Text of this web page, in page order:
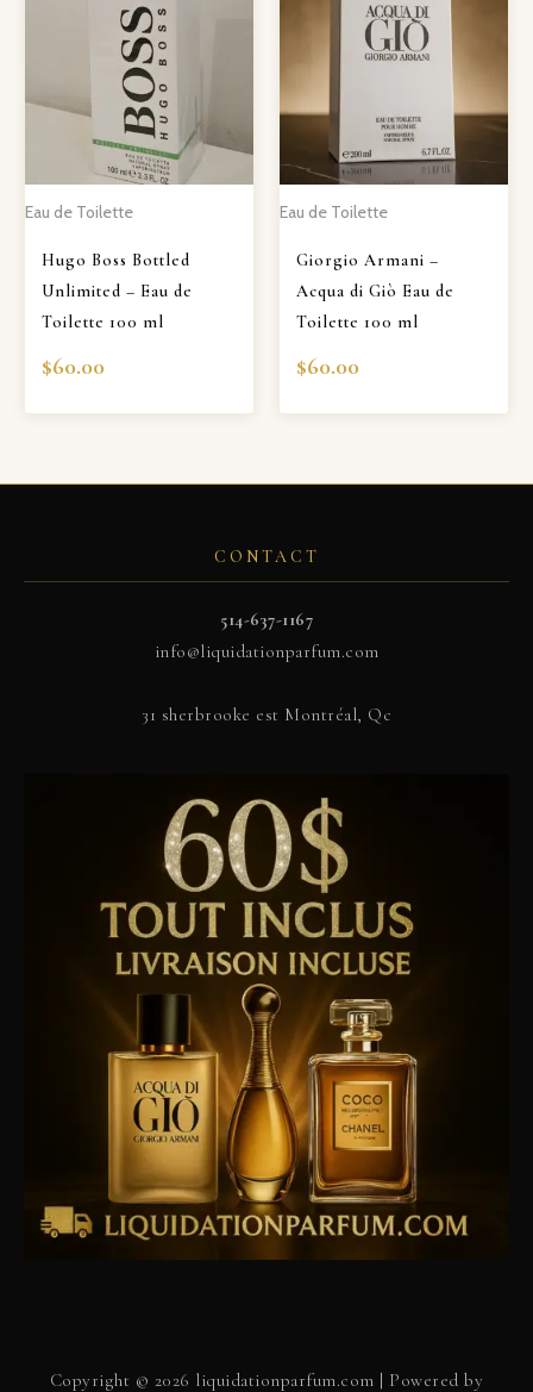
Eau de Toilette
Hugo Boss Bottled
Unlimited – Eau de
Toilette 100 ml
$60.00
Eau de Toilette
Giorgio Armani –
Acqua di Giò Eau de
Toilette 100 ml
$60.00
CONTACT
514-637-1167
info@liquidationparfum.com
31 sherbrooke est Montréal, Qc
Copyright © 2026 liquidationparfum.com | Powered by